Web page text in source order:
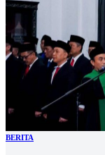
BERITA